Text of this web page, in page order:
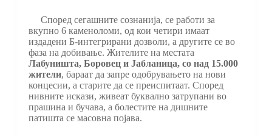
Според сегашните сознанија, се работи за
вкупно 6 каменоломи, од кои четири имаат
издадени Б-интегрирани дозволи, а другите се во
фаза на добивање. Жителите на местата
Лабуништа, Боровец и Јабланица, со над 15.000
жители, бараат да запре одобрувањето на нови
концесии, а старите да се преиспитаат. Според
нивните искази, живеат буквално затрупани во
прашина и бучава, а болестите на дишните
патишта се масовна појава.